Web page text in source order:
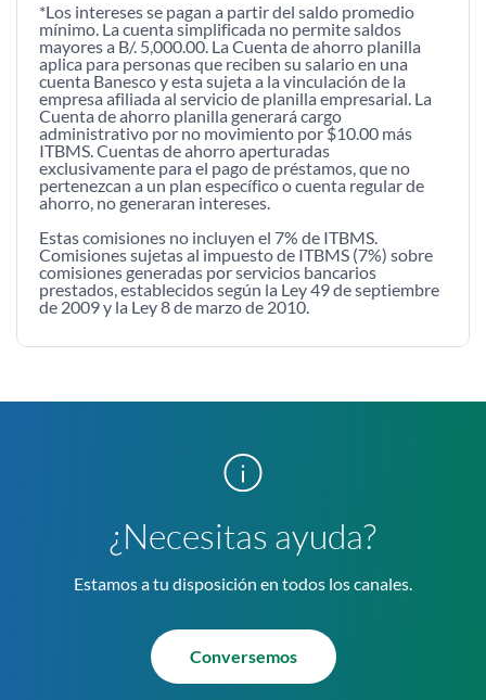
*Los intereses se pagan a partir del saldo promedio
mínimo. La cuenta simplificada no permite saldos
mayores a B/. 5,000.00. La Cuenta de ahorro planilla
aplica para personas que reciben su salario en una
cuenta Banesco y esta sujeta a la vinculación de la
empresa afiliada al servicio de planilla empresarial. La
Cuenta de ahorro planilla generará cargo
administrativo por no movimiento por $10.00 más
ITBMS. Cuentas de ahorro aperturadas
exclusivamente para el pago de préstamos, que no
pertenezcan a un plan específico o cuenta regular de
ahorro, no generaran intereses.
Estas comisiones no incluyen el 7% de ITBMS.
Comisiones sujetas al impuesto de ITBMS (7%) sobre
comisiones generadas por servicios bancarios
prestados, establecidos según la Ley 49 de septiembre
de 2009 y la Ley 8 de marzo de 2010.
¿Necesitas ayuda?
Estamos a tu disposición en todos los canales.
Conversemos